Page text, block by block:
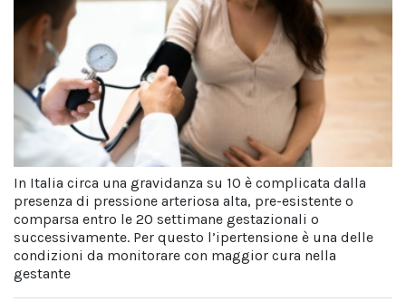
In Italia circa una gravidanza su 10 è complicata dalla
presenza di pressione arteriosa alta, pre-esistente o
comparsa entro le 20 settimane gestazionali o
successivamente. Per questo l’ipertensione è una delle
condizioni da monitorare con maggior cura nella
gestante